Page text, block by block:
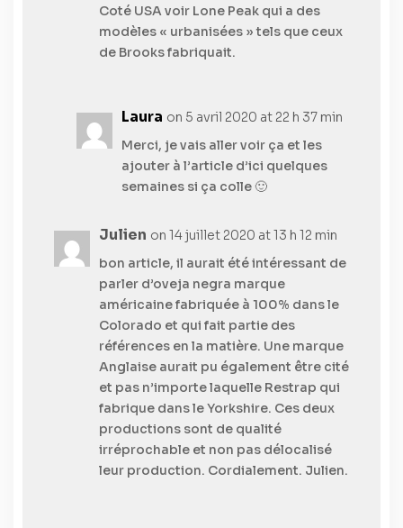
Coté USA voir Lone Peak qui a des
modèles « urbanisées » tels que ceux
de Brooks fabriquait.
Laura on 5 avril 2020 at 22 h 37 min
Merci, je vais aller voir ça et les
ajouter à l’article d’ici quelques
semaines si ça colle 🙂
Julien on 14 juillet 2020 at 13 h 12 min
bon article, il aurait été intéressant de
parler d’oveja negra marque
américaine fabriquée à 100% dans le
Colorado et qui fait partie des
références en la matière. Une marque
Anglaise aurait pu également être cité
et pas n’importe laquelle Restrap qui
fabrique dans le Yorkshire. Ces deux
productions sont de qualité
irréprochable et non pas délocalisé
leur production. Cordialement. Julien.